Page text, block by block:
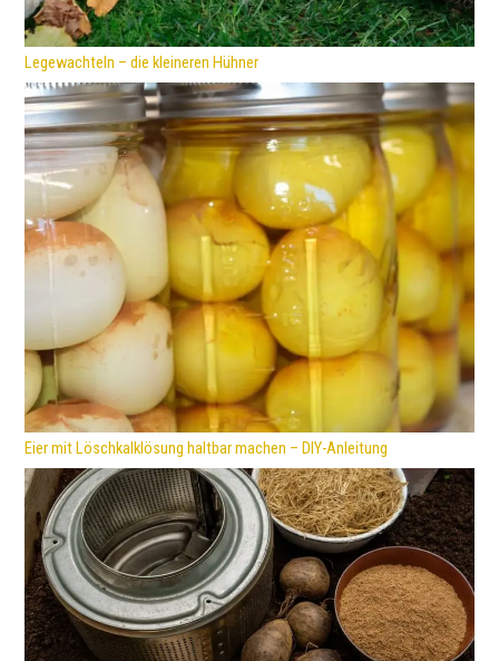
Legewachteln – die kleineren Hühner
Eier mit Löschkalklösung haltbar machen – DIY-Anleitung